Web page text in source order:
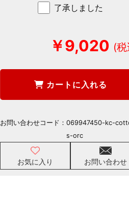
了承しました
￥9,020
カートに入れる
お気に入り お問い合わせ
お問い合わせコード： 069947450-kc-
s-orc